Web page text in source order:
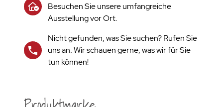
Besuchen Sie unsere umfangreiche
Ausstellung vor Ort.
Nicht gefunden, was Sie suchen? Rufen Sie
uns an. Wir schauen gerne, was wir für Sie
tun können!